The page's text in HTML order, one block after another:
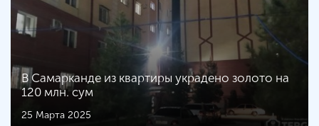
В Самарканде из квартиры украдено золото на
120 млн. сум
25 Марта 2025